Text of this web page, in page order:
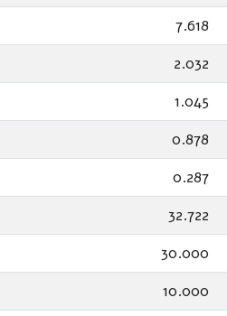
7.618
2.032
1.045
0.878
0.287
32.722
30.000
10.000